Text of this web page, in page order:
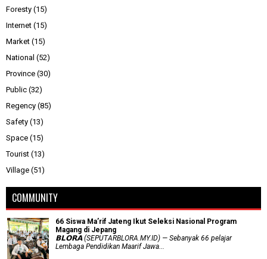
Foresty (15)
Internet (15)
Market (15)
National (52)
Province (30)
Public (32)
Regency (85)
Safety (13)
Space (15)
Tourist (13)
Village (51)
COMMUNITY
66 Siswa Ma’rif Jateng Ikut Seleksi Nasional Program
Magang di Jepang
𝗕𝗟𝗢𝗥𝗔 (SEPUTARBLORA.MY.ID) — Sebanyak 66 pelajar
Lembaga Pendidikan Maarif Jawa...